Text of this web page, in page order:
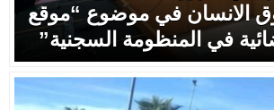
الانسان في موضوع “موقع
في المنظومة السجنية”